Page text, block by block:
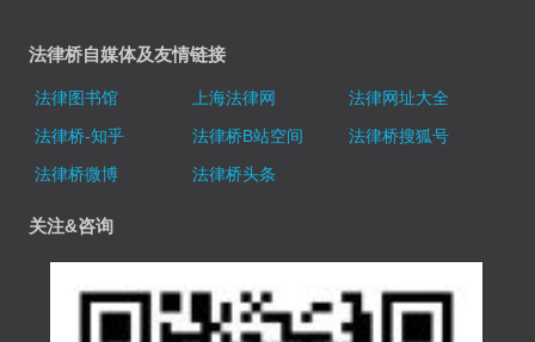
法律桥自媒体及友情链接
法律图书馆 上海法律网
法律网址大全
法律桥-知乎
法律桥B站空间
法律桥搜狐号
法律桥微博
法律桥头条
关注&咨询